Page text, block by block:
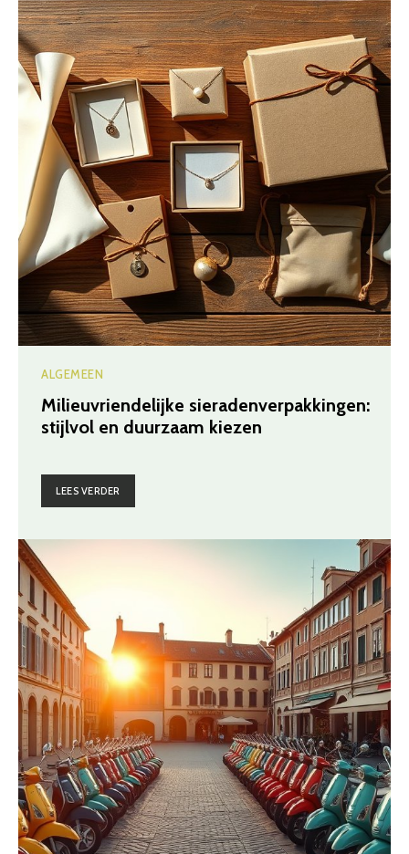
ALGEMEEN
Milieuvriendelijke sieradenverpakkingen:
stijlvol en duurzaam kiezen
LEES VERDER